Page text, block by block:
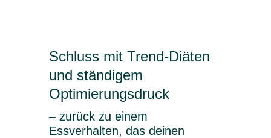
Schluss mit Trend-Diäten
und ständigem
Optimierungsdruck
– zurück zu einem
Essverhalten, das deinen